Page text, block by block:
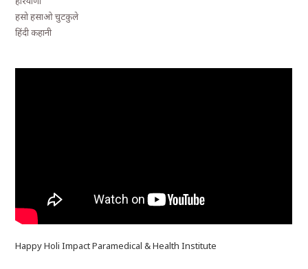
हसो हसाओ चुटकुले
हिंदी कहानी
Happy Holi Impact Paramedical & Health Institute